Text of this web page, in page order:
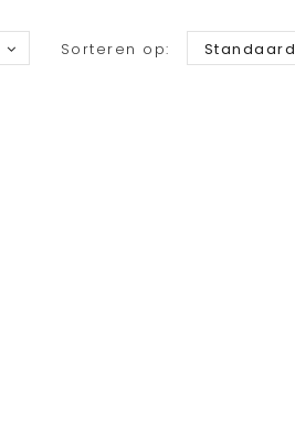
Sorteren op: Standaard